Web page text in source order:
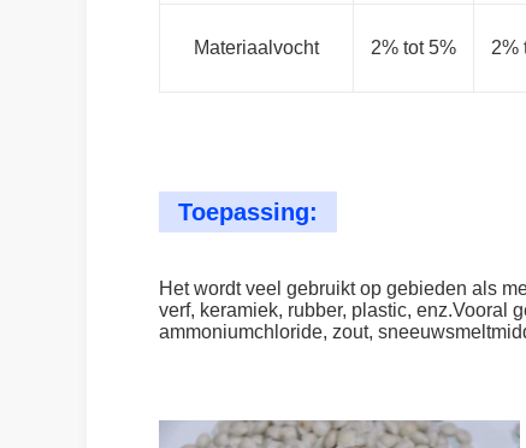
Materiaalvocht 2% tot 5% 2%
Toepassing:
Het wordt veel gebruikt op gebieden als
verf, keramiek, rubber, plastic, enz.Vooral
ammoniumchloride, zout,